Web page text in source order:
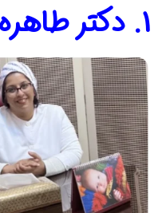
1. دکتر طاهره رضایی